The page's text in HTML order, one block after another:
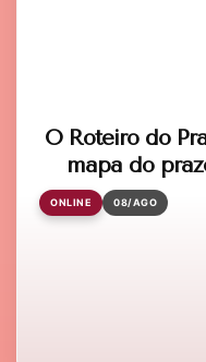
O Roteiro do
mapa do
ONLINE 08/AGO